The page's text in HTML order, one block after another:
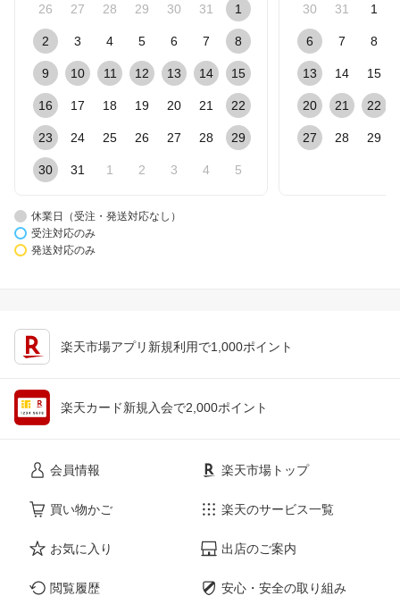
26 27 28 29 30 31 1
2 3 4 5 6 7 8
9 10 11 12 13 14 15
16 17 18 19 20 21 22
23 24 25 26 27 28 29
30 31 1 2 3 4 5
30 31 1
6 7 8
13 14 15
20 21 22
27 28 29
休業日（受注・発送対応なし）
受注対応のみ
発送対応のみ
楽天市場アプリ新規利用で1,000ポイント
楽天カード新規入会で2,000ポイント
会員情報
買い物かご
お気に入り
閲覧履歴
楽天市場トップ
楽天のサービス一覧
出店のご案内
安心・安全の取り組み